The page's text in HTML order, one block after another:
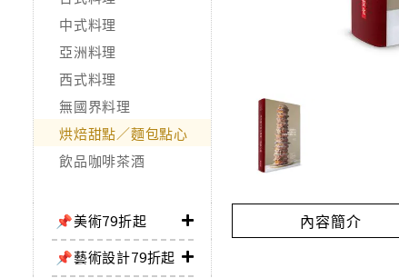
中式料理
亞洲料理
西式料理
無國界料理
烘焙甜點／麵包點心
飲品咖啡茶酒
📌美術79折起
📌藝術設計79折起
內容簡介